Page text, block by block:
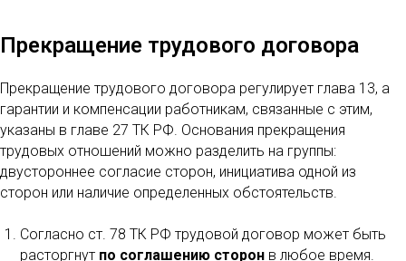
Прекращение трудового договора
Прекращение трудового договора регулирует глава 13, а
гарантии и компенсации работникам, связанные с этим,
указаны в главе 27 ТК РФ. Основания прекращения
трудовых отношений можно разделить на группы:
двустороннее согласие сторон, инициатива одной из
сторон или наличие определенных обстоятельств.
Согласно ст. 78 ТК РФ трудовой договор может быть
расторгнут по соглашению сторон в любое время.